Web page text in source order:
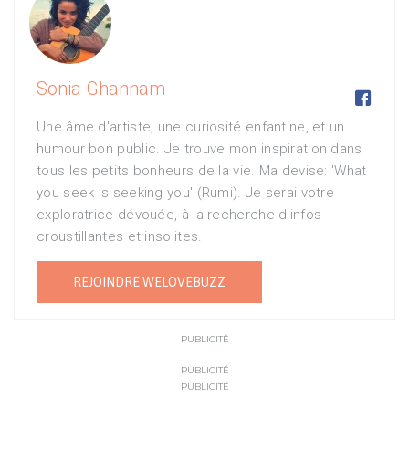
Sonia Ghannam 
Une âme d'artiste, une curiosité enfantine, et un
humour bon public. Je trouve mon inspiration dans
tous les petits bonheurs de la vie. Ma devise: 'What
you seek is seeking you' (Rumi). Je serai votre
exploratrice dévouée, à la recherche d'infos
croustillantes et insolites.
REJOINDRE WELOVEBUZZ
PUBLICITÉ
PUBLICITÉ
PUBLICITÉ